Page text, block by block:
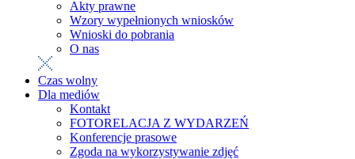
Akty prawne
Wzory wypełnionych wniosków
Wnioski do pobrania
O nas
Czas wolny
Dla mediów
Kontakt
FOTORELACJA Z WYDARZEŃ
Konferencje prasowe
Zgoda na wykorzystywanie zdjęć